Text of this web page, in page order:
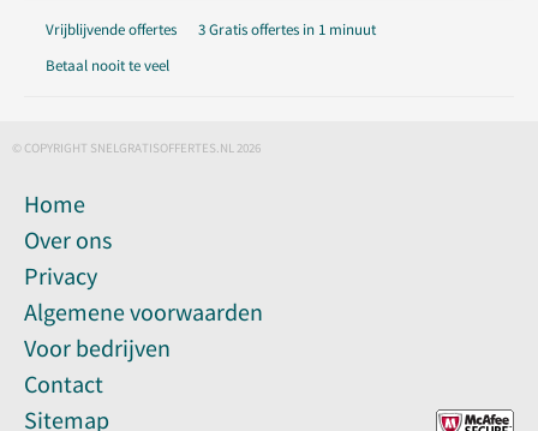
Vrijblijvende offertes
3 Gratis offertes in 1 minuut
Betaal nooit te veel
© COPYRIGHT SNELGRATISOFFERTES.NL 2026
Home
Over ons
Privacy
Algemene voorwaarden
Voor bedrijven
Contact
Sitemap